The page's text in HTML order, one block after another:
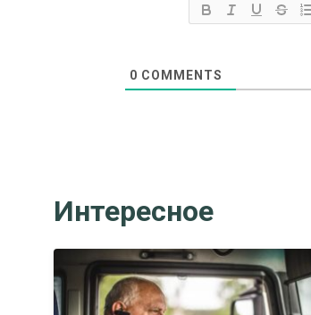
0 COMMENTS
Интересное